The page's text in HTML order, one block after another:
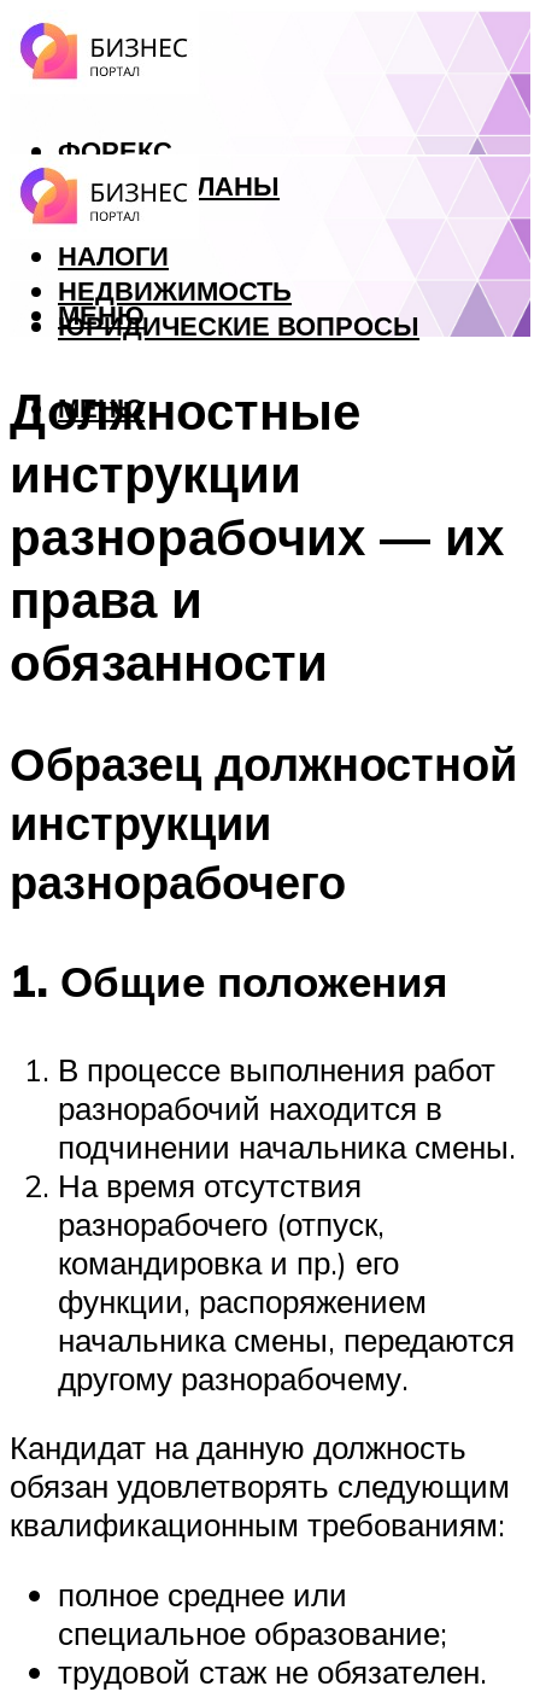
ФОРЕКС
БИЗНЕС ПЛАНЫ
КРЕДИТЫ
НАЛОГИ
НЕДВИЖИМОСТЬ
ЮРИДИЧЕСКИЕ ВОПРОСЫ
МЕНЮ
МЕНЮ
Должностные
инструкции
разнорабочих — их
права и
обязанности
Образец должностной
инструкции
разнорабочего
1. Общие положения
В процессе выполнения работ
разнорабочий находится в
подчинении начальника смены.
На время отсутствия
разнорабочего (отпуск,
командировка и пр.) его
функции, распоряжением
начальника смены, передаются
другому разнорабочему.
Кандидат на данную должность
обязан удовлетворять следующим
квалификационным требованиям:
полное среднее или
специальное образование;
трудовой стаж не обязателен.